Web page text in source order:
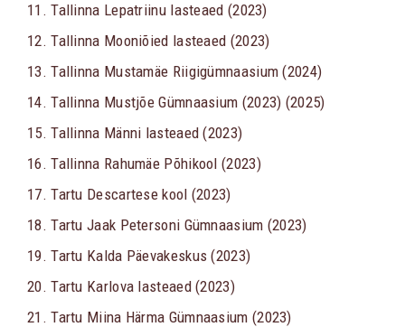
11. Tallinna Lepatriinu lasteaed (2023)
12. Tallinna Mooniõied lasteaed (2023)
13. Tallinna Mustamäe Riigigümnaasium (2024)
14. Tallinna Mustjõe Gümnaasium (2023) (2025)
15. Tallinna Männi lasteaed (2023)
16. Tallinna Rahumäe Põhikool (2023)
17. Tartu Descartese kool (2023)
18. Tartu Jaak Petersoni Gümnaasium (2023)
19. Tartu Kalda Päevakeskus (2023)
20. Tartu Karlova lasteaed (2023)
21. Tartu Miina Härma Gümnaasium (2023)